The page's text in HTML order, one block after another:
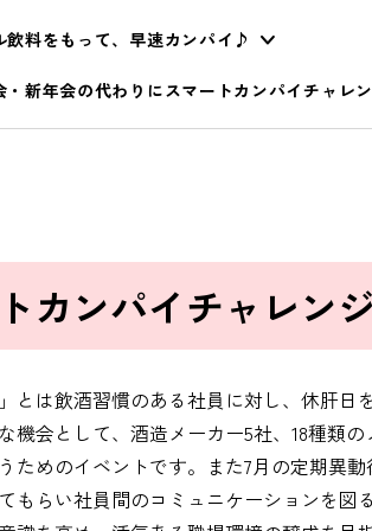
飲料をもって、早速カンパイ♪
新年会の代わりにスマートカンパイチャレン
カンパイチャレン
とは飲酒習慣のある社員に対し、休肝日
機会として、酒造メーカー5社、18種類
ためのイベントです。また7月の定期異
もらい社員間のコミュニケーションを図